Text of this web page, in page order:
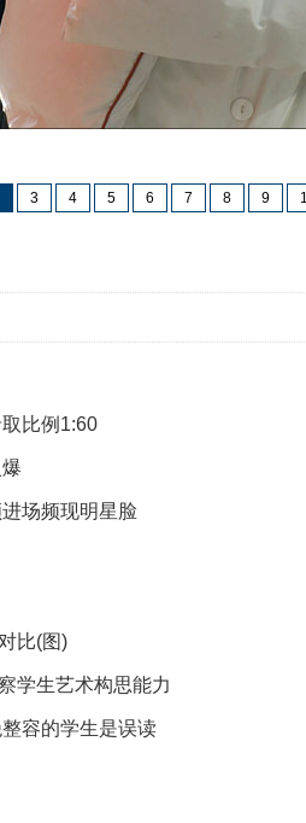
3 4 5 6 7 8 9
比例1:60
场频现明星脸
比(图)
学生艺术构思能力
容的学生是误读